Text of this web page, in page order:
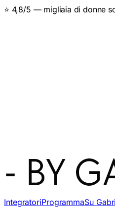
👩‍🔬 Specialista del
IntegratoriProgrammaSu